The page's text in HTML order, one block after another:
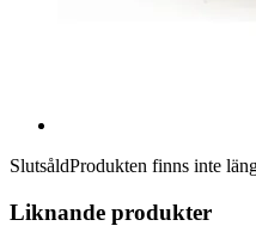
SlutsåldProdukten finns inte
Liknande produkter